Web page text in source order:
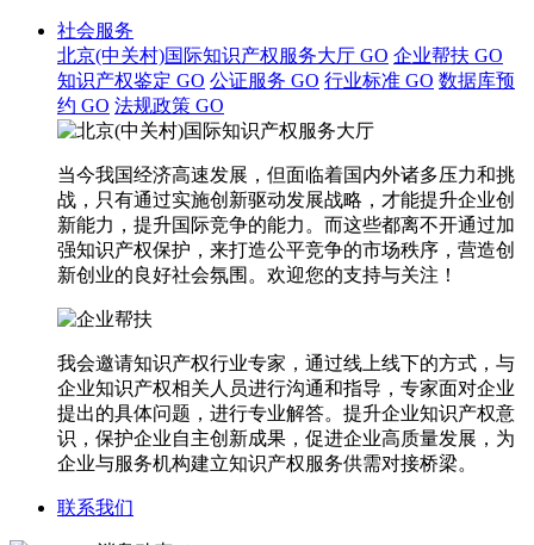
社会服务
北京(中关村)国际知识产权服务大厅 GO 企业帮扶 GO
知识产权鉴定 GO 公证服务 GO 行业标准 GO 数据库预
约 GO 法规政策 GO
当今我国经济高速发展，但面临着国内外诸多压力和挑
战，只有通过实施创新驱动发展战略，才能提升企业创
新能力，提升国际竞争的能力。而这些都离不开通过加
强知识产权保护，来打造公平竞争的市场秩序，营造创
新创业的良好社会氛围。欢迎您的支持与关注！
我会邀请知识产权行业专家，通过线上线下的方式，与
企业知识产权相关人员进行沟通和指导，专家面对企业
提出的具体问题，进行专业解答。提升企业知识产权意
识，保护企业自主创新成果，促进企业高质量发展，为
企业与服务机构建立知识产权服务供需对接桥梁。
联系我们